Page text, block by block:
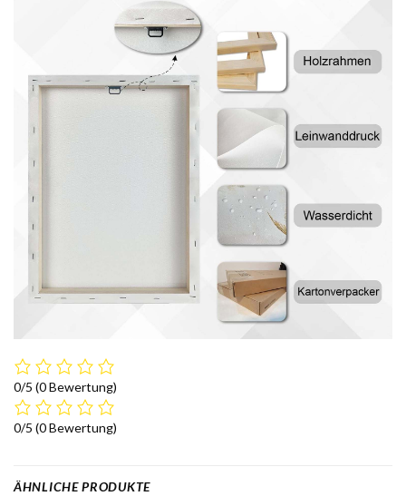
0/5 (0 Bewertung)
0/5 (0 Bewertung)
ÄHNLICHE PRODUKTE